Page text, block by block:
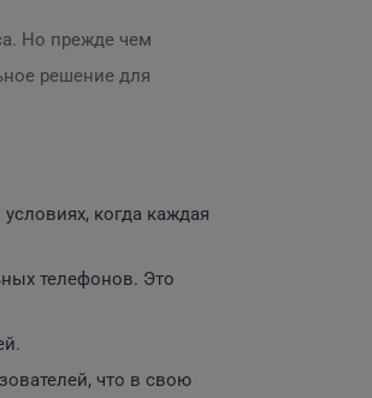
Но прежде чем
решение для
когда каждая
телефонов. Это
что в свою